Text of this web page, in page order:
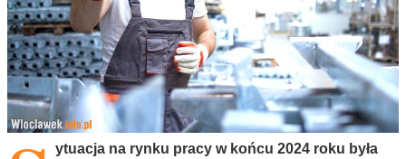
ytuacja na rynku pracy w końcu 2024 roku była